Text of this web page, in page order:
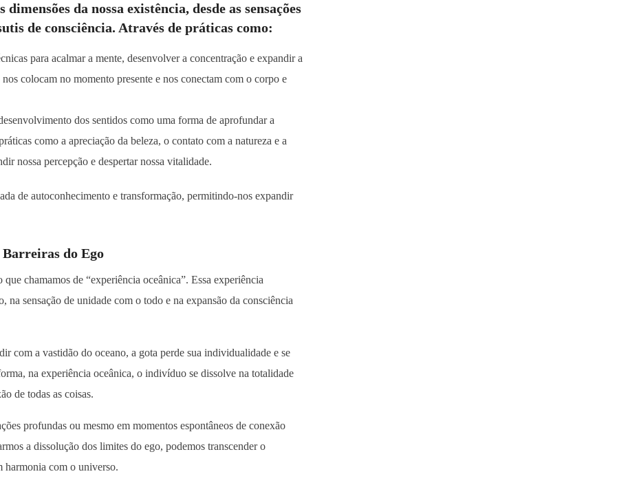
da nossa existência, desde as sensações
de consciência. Através de práticas como:
para acalmar a mente, desenvolver a concentração e expandir a
colocam no momento presente e nos conectam com o corpo e
dos sentidos como uma forma de aprofundar a
como a apreciação da beleza, o contato com a natureza e a
nossa percepção e despertar nossa vitalidade.
de autoconhecimento e transformação, permitindo-nos expandir
do Ego
chamamos de “experiência oceânica”. Essa experiência
na sensação de unidade com o todo e na expansão da consciência
com a vastidão do oceano, a gota perde sua individualidade e se
na experiência oceânica, o indivíduo se dissolve na totalidade
de todas as coisas.
profundas ou mesmo em momentos espontâneos de conexão
a dissolução dos limites do ego, podemos transcender o
harmonia com o universo.